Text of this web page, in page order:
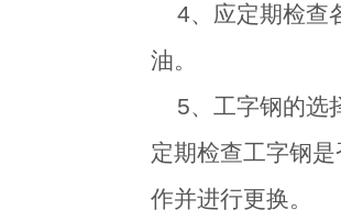
4、应定期检查
油。
5、工字钢的选
定期检查工字钢
作并进行更换。